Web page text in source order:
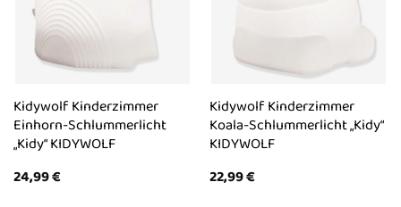
Kidywolf Kinderzimmer
Einhorn-Schlummerlicht
„Kidy“ KIDYWOLF
24,99€
Kidywolf Kinderzimmer
Koala-Schlummerlicht „Kidy“
KIDYWOLF
22,99€